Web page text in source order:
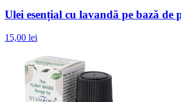
Ulei esențial cu lavandă pe bază de
15,00 lei